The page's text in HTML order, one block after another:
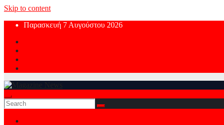
Skip to content
Παρασκευή 7 Αυγούστου 2026